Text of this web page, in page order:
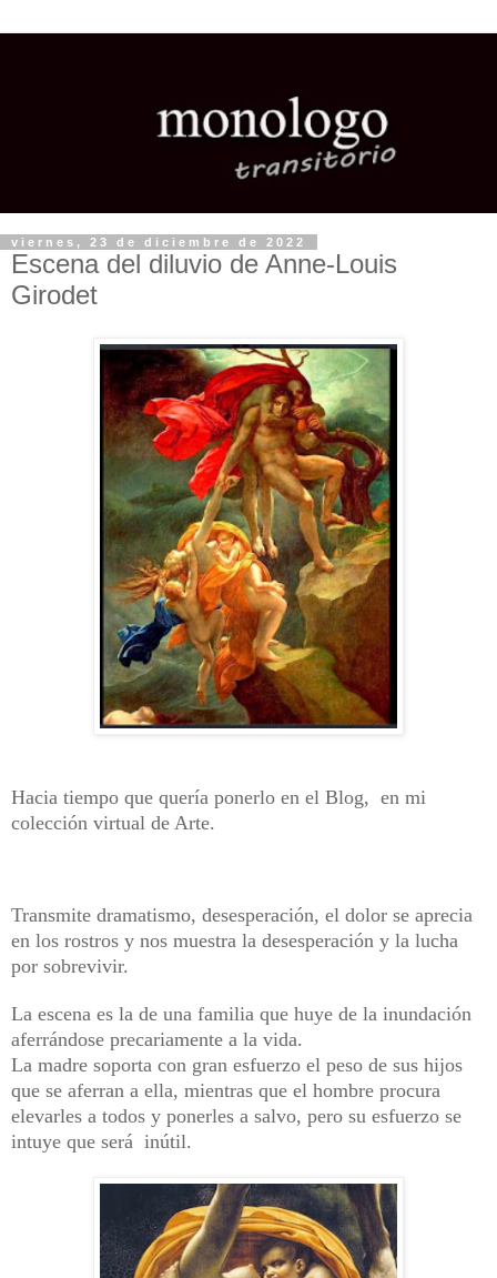
viernes, 23 de diciembre de 2022
Escena del diluvio de Anne-Louis
Girodet
Hacia tiempo que quería ponerlo en el Blog, en mi
colección virtual de Arte.
Transmite dramatismo, desesperación, el dolor se aprecia
en los rostros y nos muestra la desesperación y la lucha
por sobrevivir.
La escena es la de una familia que huye de la inundación
aferrándose precariamente a la vida.
La madre soporta con gran esfuerzo el peso de sus hijos
que se aferran a ella, mientras que el hombre procura
elevarles a todos y ponerles a salvo, pero su esfuerzo se
intuye que será inútil.